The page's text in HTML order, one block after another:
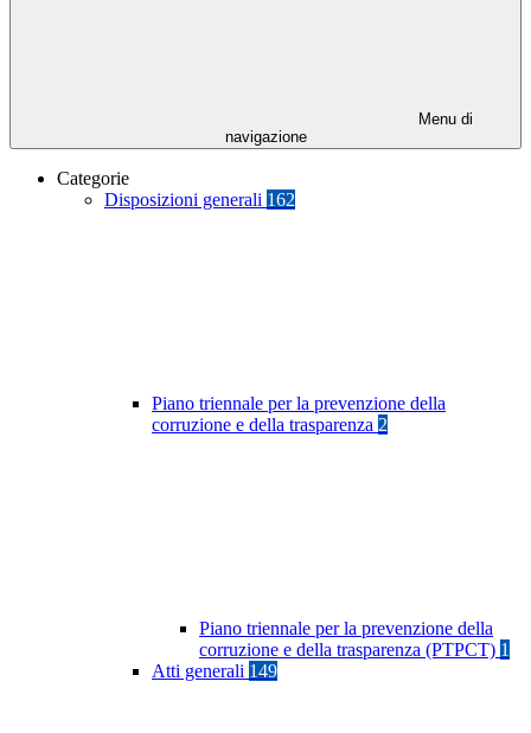
Menu di
navigazione
Categorie
Disposizioni generali 162
Piano triennale per la prevenzione della
corruzione e della trasparenza 2
Piano triennale per la prevenzione della
corruzione e della trasparenza (PTPCT) 1
Atti generali 149